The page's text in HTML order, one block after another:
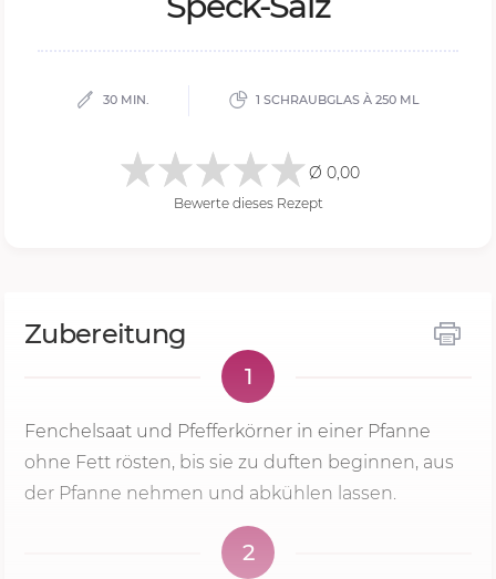
30 MIN. 1 SCHRAUBGLAS À 250 ML
Ø 0,00
Bewerte dieses Rezept
Zubereitung
1
Fenchelsaat und Pfefferkörner in einer Pfanne
ohne Fett rösten, bis sie zu duften beginnen, aus
der Pfanne nehmen und abkühlen lassen.
2